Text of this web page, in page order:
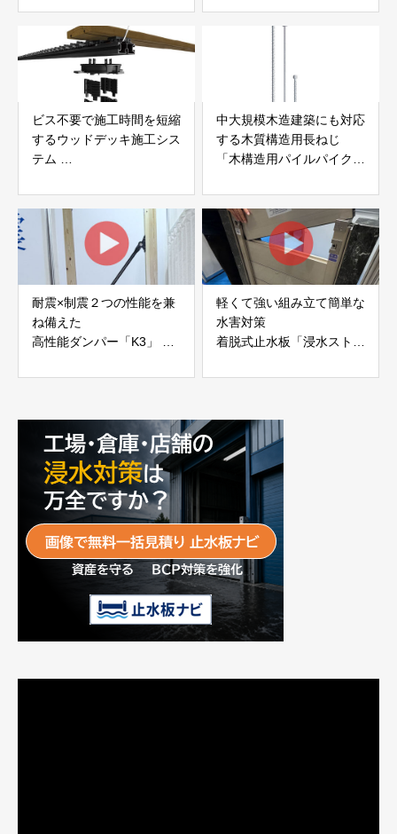
社サンパテック
ビス不要で施工時間を短縮
するウッドデッキ施工シス
テム
JAPAN
中大規模木造建築にも対応
する木質構造用長ねじ
「木構造用パイルパイクビ
耐震×制震２つの性能を兼
ね備えた
高性能ダンパー「K3」 富
軽くて強い組み立て簡単な
水害対策
着脱式止水板「浸水ストッ
富士工業株式会社